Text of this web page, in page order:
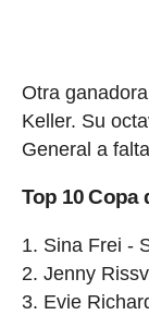
Otra
Keller. Su
General a
Top 10 Copa
Sina Frei -
Jenny
Evie